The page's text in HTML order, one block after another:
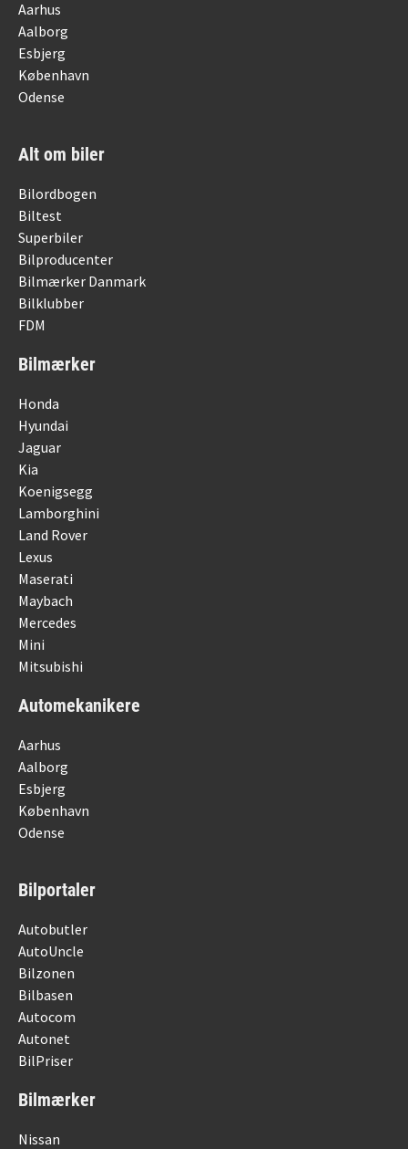
Aarhus
Aalborg
Esbjerg
København
Odense
Alt om biler
Bilordbogen
Biltest
Superbiler
Bilproducenter
Bilmærker Danmark
Bilklubber
FDM
Bilmærker
Honda
Hyundai
Jaguar
Kia
Koenigsegg
Lamborghini
Land Rover
Lexus
Maserati
Maybach
Mercedes
Mini
Mitsubishi
Automekanikere
Aarhus
Aalborg
Esbjerg
København
Odense
Bilportaler
Autobutler
AutoUncle
Bilzonen
Bilbasen
Autocom
Autonet
BilPriser
Bilmærker
Nissan